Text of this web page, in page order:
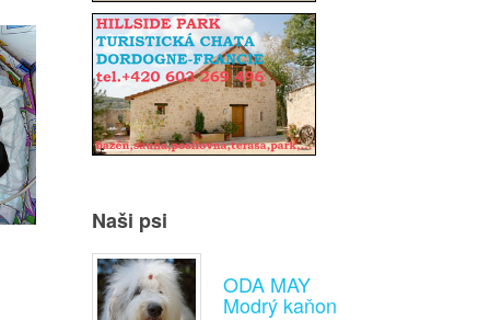
Naši psi
ODA MAY
Modrý kaňon